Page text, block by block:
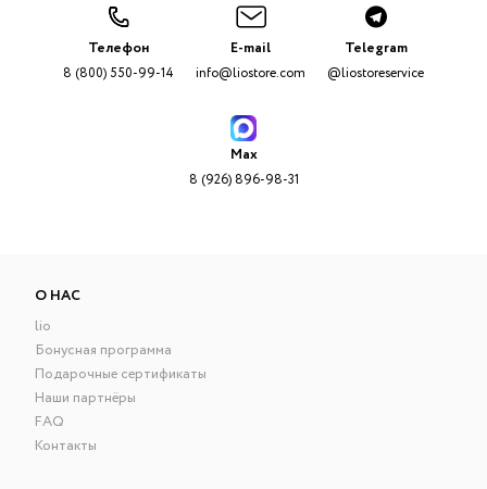
Телефон
8 (800) 550-99-14
E-mail
info@liostore.com
Telegram
@liostoreservice
Max
8 (926) 896-98-31
О НАС
lio
Бонусная программа
Подарочные сертификаты
Наши партнёры
FAQ
Контакты